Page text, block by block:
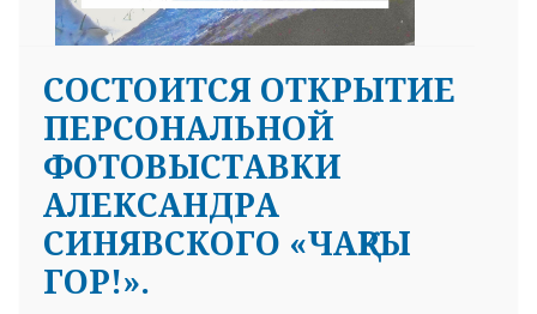
СОСТОИТСЯ ОТКРЫТИЕ
ПЕРСОНАЛЬНОЙ
ФОТОВЫСТАВКИ
АЛЕКСАНДРА
СИНЯВСКОГО «ЧАҚРЫ
ГОР!».